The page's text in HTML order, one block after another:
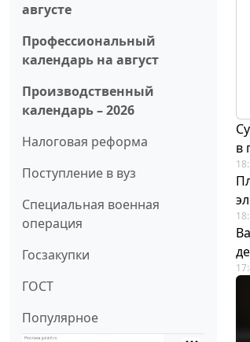
августе
Профессиональный
календарь на август
Производственный
календарь – 2026
Налоговая реформа
Поступление в вуз
Специальная военная
операция
Госзакупки
ГОСТ
Популярное
в